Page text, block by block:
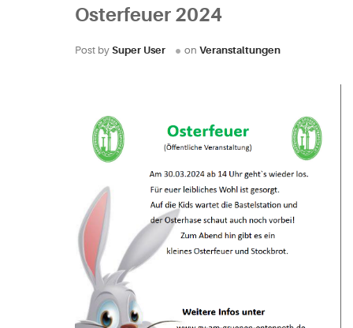
Osterfeuer 2024
Post by Super User on Veranstaltungen